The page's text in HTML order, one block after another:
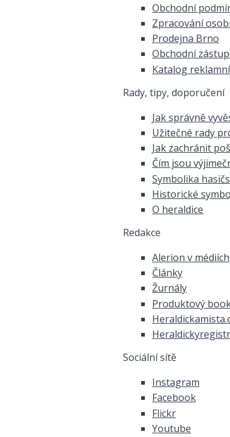
Obchodní
Zpracování
Prodejna Brno
Obchodní
Katalog
Rady, tipy, doporučení
Jak správně
Užitečné rady
Jak zachránit
Čím jsou
Symbolika
Historické
O heraldice
Redakce
Alerion v médiích
Články
Žurnály
Produktový
Sociální sítě
Instagram
Facebook
Flickr
Youtube